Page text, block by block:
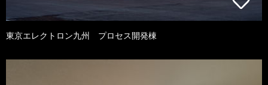
東京エレクトロン九州 プロセス開発棟